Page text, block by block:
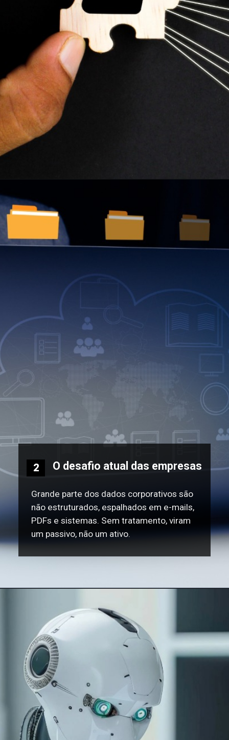
O desafio atual das empresas
Grande parte dos dados corporativos são
não estruturados, espalhados em e-mails,
PDFs e sistemas. Sem tratamento, viram
um passivo, não um ativo.
2